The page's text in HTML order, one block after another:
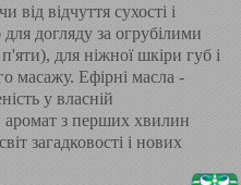
від відчуття сухості і
для догляду за огрубілими
для ніжної шкіри губ і
масажу. Ефірні масла -
у власній
аромат з перших хвилин
загадковості і нових